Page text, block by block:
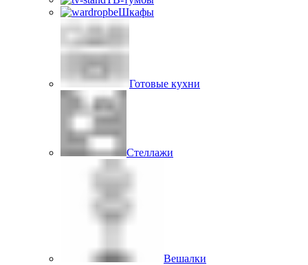
Шкафы
Готовые кухни
Стеллажи
Вешалки